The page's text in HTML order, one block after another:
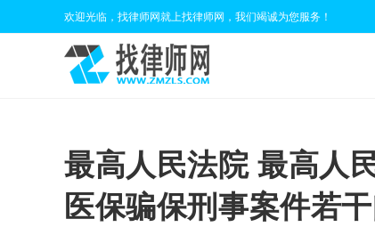
to
欢迎光临，找律师网就上找律师网，我们竭诚为您服务！
最高人民法院 最高人
医保骗保刑事案件若